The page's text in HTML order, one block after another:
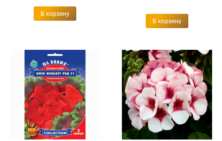
В корзину
В корзину